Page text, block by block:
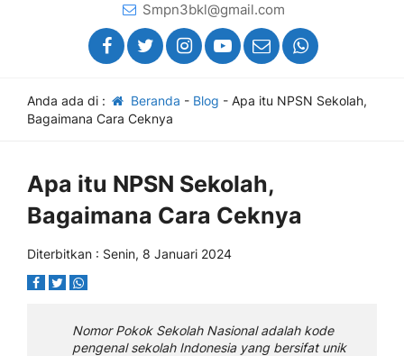
Smpn3bkl@gmail.com
Anda ada di : Beranda - Blog - Apa itu NPSN Sekolah,
Bagaimana Cara Ceknya
Apa itu NPSN Sekolah,
Bagaimana Cara Ceknya
Diterbitkan : Senin, 8 Januari 2024
Nomor Pokok Sekolah Nasional adalah kode
pengenal sekolah Indonesia yang bersifat unik